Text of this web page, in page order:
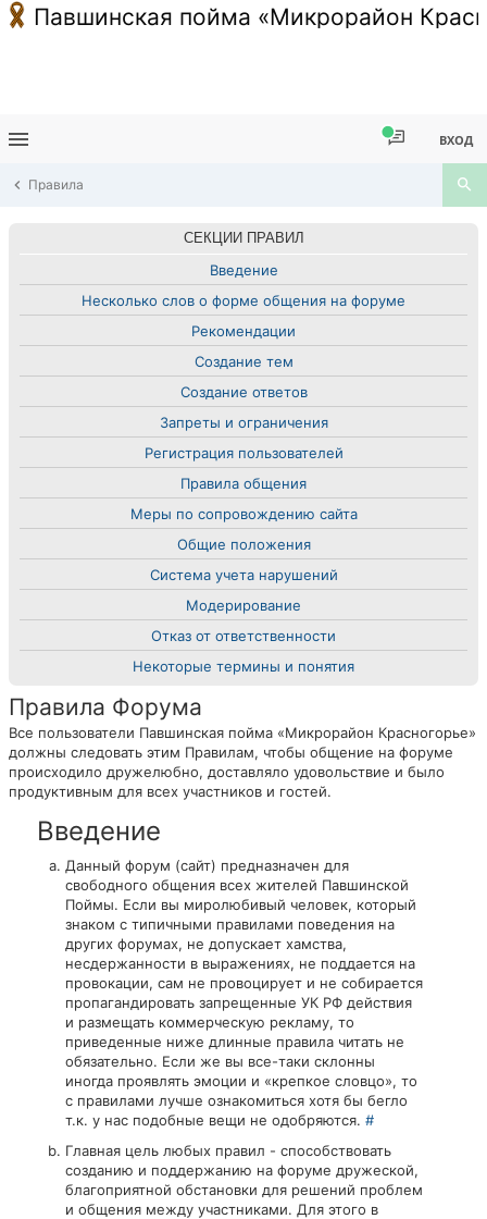
Павшинская пойма «Микрорайон
ВХОД
Правила
СЕКЦИИ ПРАВИЛ
Введение
Несколько слов о форме общения на форуме
Рекомендации
Создание тем
Создание ответов
Запреты и ограничения
Регистрация пользователей
Правила общения
Меры по сопровождению сайта
Общие положения
Система учета нарушений
Модерирование
Отказ от ответственности
Некоторые термины и понятия
Правила Форума
Все пользователи Павшинская пойма «Микрорайон Красногорье»
должны следовать этим Правилам, чтобы общение на форуме
происходило дружелюбно, доставляло удовольствие и было
продуктивным для всех участников и гостей.
Введение
Данный форум (сайт) предназначен для
свободного общения всех жителей Павшинской
Поймы. Если вы миролюбивый человек, который
знаком с типичными правилами поведения на
других форумах, не допускает хамства,
несдержанности в выражениях, не поддается на
провокации, сам не провоцирует и не собирается
пропагандировать запрещенные УК РФ действия
и размещать коммерческую рекламу, то
приведенные ниже длинные правила читать не
обязательно. Если же вы все-таки склонны
иногда проявлять эмоции и «крепкое словцо», то
с правилами лучше ознакомиться хотя бы бегло
т.к. у нас подобные вещи не одобряются. #
Главная цель любых правил - способствовать
созданию и поддержанию на форуме дружеской,
благоприятной обстановки для решений проблем
и общения между участниками. Для этого в